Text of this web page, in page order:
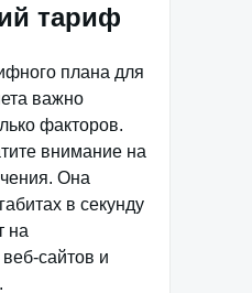
тариф
плана для
важно
факторов.
внимание на
Она
в секунду
на
сайтов и